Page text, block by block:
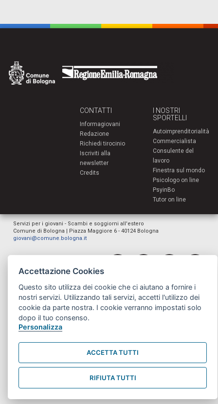
CONTATTI
Informagiovani
Redazione
Richiedi tirocinio
Iscriviti alla
newsletter
Credits
I NOSTRI
SPORTELLI
Autoimprenditorialità
Commercialista
Consulente del
lavoro
Finestra sul mondo
Psicologo on line
PsyinBo
Tutor on line
Servizi per i giovani - Scambi e soggiorni all'estero
Comune di Bologna | Piazza Maggiore 6 - 40124 Bologna
giovani@comune.bologna.it
Accettazione Cookies
Questo sito utilizza dei cookie che ci aiutano a fornire i
nostri servizi. Utilizzando tali servizi, accetti l'utilizzo dei
cookie da parte nostra. I cookie verranno impostati solo
dopo il tuo consenso.
Personalizza
ACCETTA TUTTI
RIFIUTA TUTTI